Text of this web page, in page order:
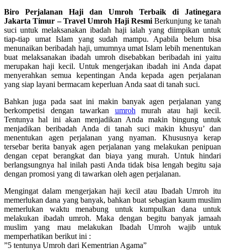
Biro Perjalanan Haji dan Umroh Terbaik di Jatinegara
Jakarta Timur – Travel Umroh Haji ResmiBerkunjung ke tanah
suci untuk melaksanakan ibadah haji ialah yang diimpikan untuk
tiap-tiap umat Islam yang sudah mampu. Apabila belum bisa
menunaikan beribadah haji, umumnya umat Islam lebih menentukan
buat melaksanakan ibadah umroh disebabkan beribadah ini yaitu
merupakan haji kecil. Untuk mengerjakan ibadah ini Anda dapat
menyerahkan semua kepentingan Anda kepada agen perjalanan
yang siap layani bermacam keperluan Anda saat di tanah suci.
Bahkan juga pada saat ini makin banyak agen perjalanan yang
berkompetisi dengan tawarkan umroh murah atau haji kecil.
Tentunya hal ini akan menjadikan Anda makin bingung untuk
menjadikan beribadah Anda di tanah suci makin khusyu’ dan
menentukan agen perjalanan yang nyaman. Khususnya kerap
tersebar berita banyak agen perjalanan yang melakukan penipuan
dengan cepat berangkat dan biaya yang murah. Untuk hindari
berlangsungnya hal inilah pasti Anda tidak bisa lengah begitu saja
dengan promosi yang di tawarkan oleh agen perjalanan.
Mengingat dalam mengerjakan haji kecil atau Ibadah Umroh itu
memerlukan dana yang banyak, bahkan buat sebagian kaum muslim
memerlukan waktu menabung untuk kumpulkan dana untuk
melakukan ibadah umroh. Maka dengan begitu banyak jamaah
muslim yang mau melakukan Ibadah Umroh wajib untuk
memperhatikan berikut ini :
”5 tentunya Umroh dari Kementrian Agama”